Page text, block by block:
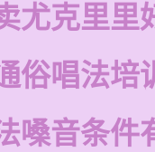
尤克里里
俗唱法培
嗓音条件